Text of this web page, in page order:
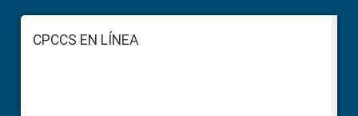
FooterCPCCS EN LÍNEA